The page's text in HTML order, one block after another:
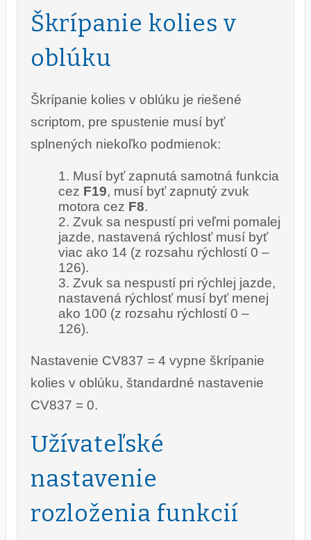
Škrípanie kolies v
oblúku
Škrípanie kolies v oblúku je riešené
scriptom, pre spustenie musí byť
splnených niekoľko podmienok:
Musí byť zapnutá samotná funkcia
cez F19, musí byť zapnutý zvuk
motora cez F8.
Zvuk sa nespustí pri veľmi pomalej
jazde, nastavená rýchlosť musí byť
viac ako 14 (z rozsahu rýchlostí 0 –
126).
Zvuk sa nespustí pri rýchlej jazde,
nastavená rýchlosť musí byť menej
ako 100 (z rozsahu rýchlostí 0 –
126).
Nastavenie CV837 = 4 vypne škrípanie
kolies v oblúku, štandardné nastavenie
CV837 = 0.
Užívateľské
nastavenie
rozloženia funkcií